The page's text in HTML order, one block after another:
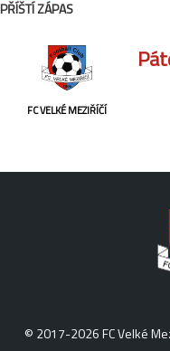
PŘÍŠTÍ ZÁPAS
FC VELKÉ MEZIŘÍČÍ
© 2017-2026 FC Velké